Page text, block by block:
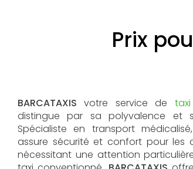
Prix
BARCATAXIS votre service de
distingue par sa polyvalence et
Spécialiste en transport
assure sécurité et confort pour les
nécessitant une attention